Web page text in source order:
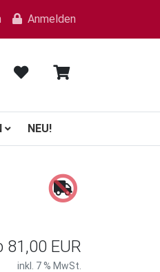
Anmelden
NEU!
81,00 EUR
inkl. 7 % MwSt.